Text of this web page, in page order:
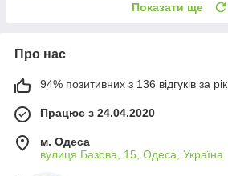
Показати ще
Про нас
94% позитивних з 136 відгуків за рік
Працює з 24.04.2020
м. Одеса
вулиця Базова, 15, Одеса, Україна